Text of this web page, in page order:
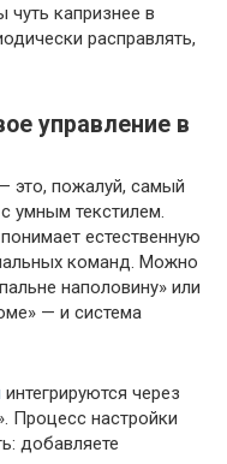
чуть капризнее в
расправлять,
управление в
это, пожалуй, самый
умным текстилем.
естественную
команд. Можно
наполовину» или
— и система
интегрируются через
Процесс настройки
добавляете